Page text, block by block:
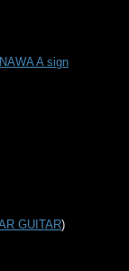
A sign
GUITAR)